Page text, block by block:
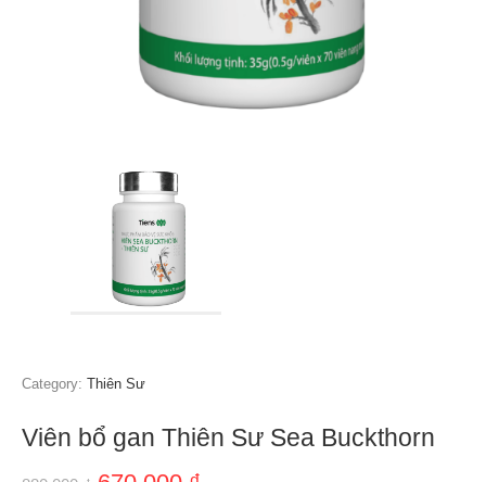
Category: Thiên Sư
Viên bổ gan Thiên Sư Sea Buckthorn